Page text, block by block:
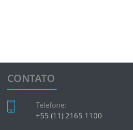
CONTATO
Telefone:
+55 (11) 2165 1100